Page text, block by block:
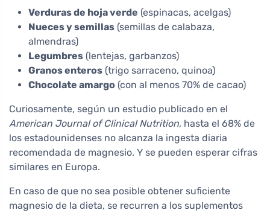
Verduras de hoja verde (espinacas, acelgas)
Nueces y semillas (semillas de calabaza,
almendras)
Legumbres (lentejas, garbanzos)
Granos enteros (trigo sarraceno, quinoa)
Chocolate amargo (con al menos 70% de cacao)
Curiosamente, según un estudio publicado en el
American Journal of Clinical Nutrition, hasta el 68% de
los estadounidenses no alcanza la ingesta diaria
recomendada de magnesio. Y se pueden esperar cifras
similares en Europa.
En caso de que no sea posible obtener suficiente
magnesio de la dieta, se recurren a los suplementos